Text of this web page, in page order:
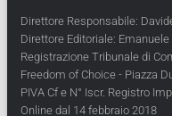
Direttore Responsabile:
Direttore Editoriale: Emanuele
Registrazione Tribunale di
Freedom of Choice - Piazza
PIVA Cf e N° Iscr. Registro
Online dal 14 febbraio 2018